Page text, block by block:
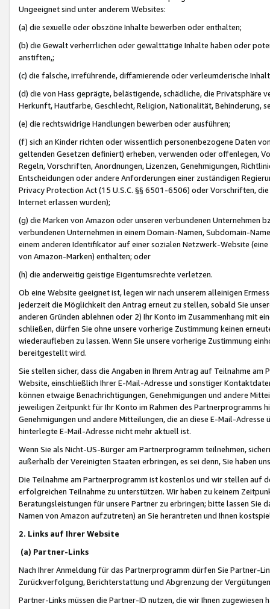
Ungeeignet sind unter anderem Websites:
(a) die sexuelle oder obszöne Inhalte bewerben oder enthalten;
(b) die Gewalt verherrlichen oder gewalttätige Inhalte haben oder
anstiften,;
(c) die falsche, irreführende, diffamierende oder verleumderische
(d) die von Hass geprägte, belästigende, schädliche, die Privatsphäre
Herkunft, Hautfarbe, Geschlecht, Religion, Nationalität, Behinderung,
(e) die rechtswidrige Handlungen bewerben oder ausführen;
(f) sich an Kinder richten oder wissentlich personenbezogene Daten
geltenden Gesetzen definiert) erheben, verwenden oder offenlegen,
Regeln, Vorschriften, Anordnungen, Lizenzen, Genehmigungen,
Entscheidungen oder andere Anforderungen einer zuständigen
Privacy Protection Act (15 U.S.C. §§ 6501-6506) oder Vorschriften,
Internet erlassen wurden);
(g) die Marken von Amazon oder unseren verbundenen Unternehmen
verbundenen Unternehmen in einem Domain-Namen, Subdomain-
einem anderen Identifikator auf einer sozialen Netzwerk-Website
von Amazon-Marken) enthalten; oder
(h) die anderweitig geistige Eigentumsrechte verletzen.
Ob eine Website geeignet ist, legen wir nach unserem alleinigen
jederzeit die Möglichkeit den Antrag erneut zu stellen, sobald Sie
anderen Gründen ablehnen oder 2) Ihr Konto im Zusammenhang mit
schließen, dürfen Sie ohne unsere vorherige Zustimmung keinen
wiederaufleben zu lassen. Wenn Sie unsere vorherige Zustimmung
bereitgestellt wird.
Sie stellen sicher, dass die Angaben in Ihrem Antrag auf Teilnahme
Website, einschließlich Ihrer E-Mail-Adresse und sonstiger
können etwaige Benachrichtigungen, Genehmigungen und andere
jeweiligen Zeitpunkt für Ihr Konto im Rahmen des Partnerprogramms
Genehmigungen und andere Mitteilungen, die an diese E-Mail-
hinterlegte E-Mail-Adresse nicht mehr aktuell ist.
Wenn Sie als Nicht-US-Bürger am Partnerprogramm teilnehmen,
außerhalb der Vereinigten Staaten erbringen, es sei denn, Sie haben
Die Teilnahme am Partnerprogramm ist kostenlos und wir stellen auf
erfolgreichen Teilnahme zu unterstützen. Wir haben zu keinem
Beratungsleistungen für unsere Partner zu erbringen; bitte lassen Sie
Namen von Amazon aufzutreten) an Sie herantreten und Ihnen
2. Links auf Ihrer Website
(a) Partner-Links
Nach Ihrer Anmeldung für das Partnerprogramm dürfen Sie Partner-
Zurückverfolgung, Berichterstattung und Abgrenzung der
Partner-Links müssen die Partner-ID nutzen, die wir Ihnen zugewiesen